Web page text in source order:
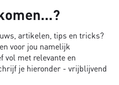
artikelen, tips en tricks?
voor jou namelijk
vol met relevante en
je hieronder - vrijblijvend